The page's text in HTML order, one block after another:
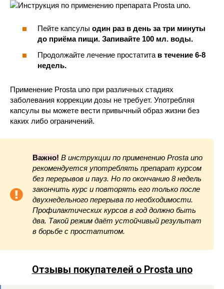
Пейте капсулы один раз в день за три минуты
до приёма пищи. Запивайте 100 мл. воды.
Продолжайте лечение простатита в течение 6-8
недель.
Применение Prosta uno при различных стадиях
заболевания коррекции дозы не требует. Употребляя
капсулы вы можете вести привычный образ жизни без
каких либо ограничений.
Важно! В инструкции по применению Prosta uno
рекомендуется употреблять препарат курсом
без перерывов и пауз. Но по окончанию 8 недель
закончить курс и повторять его только после
двухнедельного перерыва по необходимости.
Профилактических курсов в год должно быть
два. Такой режим даёт устойчивый результат
в борьбе с простатитом.
Отзывы покупателей о Prosta uno